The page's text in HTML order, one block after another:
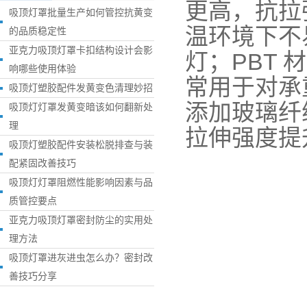
吸顶灯罩批量生产如何管控抗黄变
的品质稳定性
亚克力吸顶灯罩卡扣结构设计会影
响哪些使用体验
吸顶灯塑胶配件发黄变色清理妙招
吸顶灯灯罩发黄变暗该如何翻新处
理
吸顶灯塑胶配件安装松脱排查与装
配紧固改善技巧
吸顶灯灯罩阻燃性能影响因素与品
质管控要点
亚克力吸顶灯罩密封防尘的实用处
理方法
吸顶灯罩进灰进虫怎么办？密封改
善技巧分享
更高，抗
温环境下
灯；PBT
常用于对
添加玻璃
拉伸强度